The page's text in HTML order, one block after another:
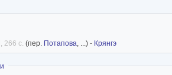
266 с. (пер. Потапова, ...) - Крянгэ